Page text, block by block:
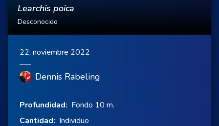
Learchis poica
Desconocido
22, noviembre 2022
Dennis Rabeling
Profundidad: Fondo 10 m.
Cantidad: Individuo